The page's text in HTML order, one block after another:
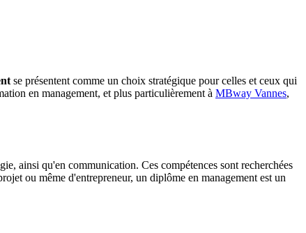
se présentent comme un choix stratégique pour celles et ceux qui
en management, et plus particulièrement à MBway Vannes,
ainsi qu'en communication. Ces compétences sont recherchées
ou même d'entrepreneur, un diplôme en management est un